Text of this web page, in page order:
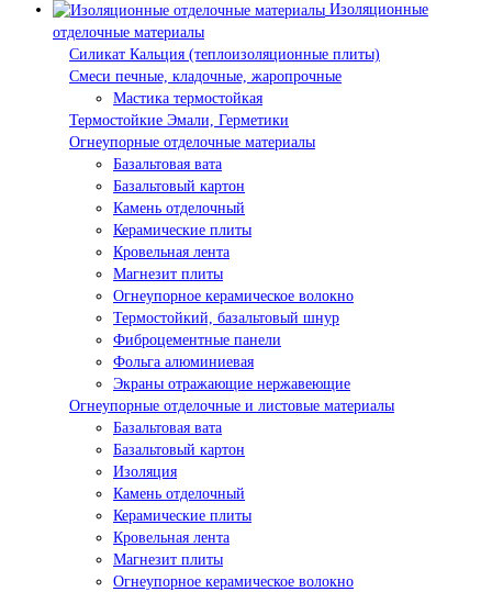
Изоляционные
отделочные материалы
Силикат Кальция (теплоизоляционные плиты)
Смеси печные, кладочные, жаропрочные
Мастика термостойкая
Термостойкие Эмали, Герметики
Огнеупорные отделочные материалы
Базальтовая вата
Базальтовый картон
Камень отделочный
Керамические плиты
Кровельная лента
Магнезит плиты
Огнеупорное керамическое волокно
Термостойкий, базальтовый шнур
Фиброцементные панели
Фольга алюминиевая
Экраны отражающие нержавеющие
Огнеупорные отделочные и листовые материалы
Базальтовая вата
Базальтовый картон
Изоляция
Камень отделочный
Керамические плиты
Кровельная лента
Магнезит плиты
Огнеупорное керамическое волокно